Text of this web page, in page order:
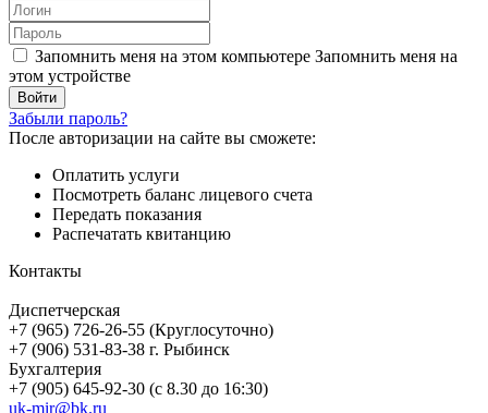
Запомнить меня на этом компьютере Запомнить меня на
этом устройстве
Забыли пароль?
После авторизации на сайте вы сможете:
Оплатить услуги
Посмотреть баланс лицевого счета
Передать показания
Распечатать квитанцию
Контакты
Диспетчерская
+7 (965) 726-26-55 (Круглосуточно)
+7 (906) 531-83-38 г. Рыбинск
Бухгалтерия
+7 (905) 645-92-30 (с 8.30 до 16:30)
uk-mir@bk.ru